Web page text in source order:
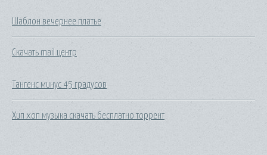
Шаблон вечернее платье
Скачать mail центр
Тангенс минус 45 градусов
Хип хоп музыка скачать бесплатно торрент